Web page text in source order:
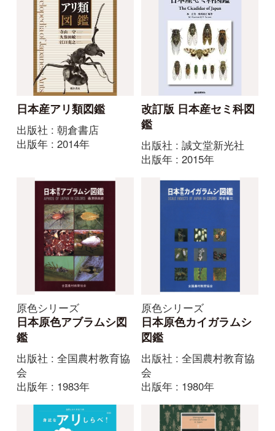
日本産マルハナバチ図
出版社 : 北海道大学出版
会
出版年 : 2013年
ほか動物の図鑑
岐阜県の魚類
出版年 : 2017年
山溪ハンディ図鑑
増補改訂 日本のカ
メ・トカゲ・ヘビ
出版社 : 山と溪谷社
出版年 : 2019年